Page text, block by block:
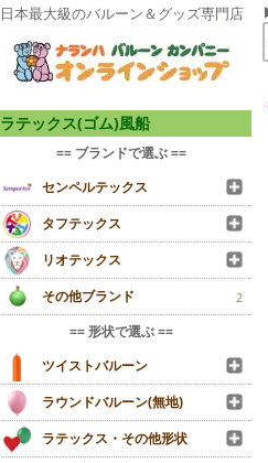
日本最大級のバルーン＆グッズ専門店
ラテックス(ゴム)風船
== ブランドで選ぶ ==
センペルテックス
タフテックス
リオテックス
その他ブランド
2
== 形状で選ぶ ==
ツイストバルーン
ラウンドバルーン(無地)
ラテックス・その他形状